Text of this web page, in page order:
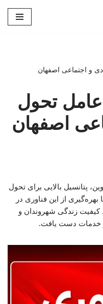
و اجتماعی اصفهان
تحول
اصفهان
پتانسیل بالایی برای تحول
از این فناوری در
کیفیت زندگی شهروندان و
و خدمات دست یافت.